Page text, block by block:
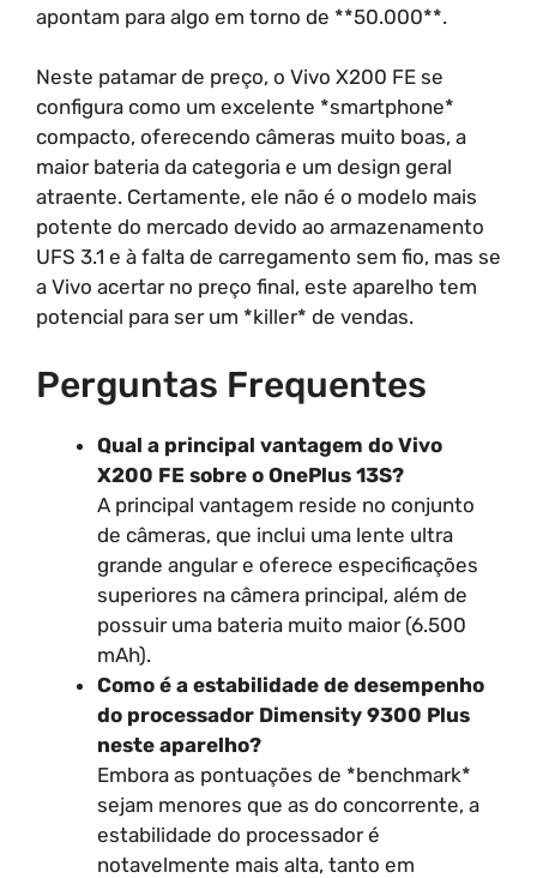
apontam para algo em torno de **50.000**.
Neste patamar de preço, o Vivo X200 FE se
configura como um excelente *smartphone*
compacto, oferecendo câmeras muito boas, a
maior bateria da categoria e um design geral
atraente. Certamente, ele não é o modelo mais
potente do mercado devido ao armazenamento
UFS 3.1 e à falta de carregamento sem fio, mas se
a Vivo acertar no preço final, este aparelho tem
potencial para ser um *killer* de vendas.
Perguntas Frequentes
Qual a principal vantagem do Vivo
X200 FE sobre o OnePlus 13S?
A principal vantagem reside no conjunto
de câmeras, que inclui uma lente ultra
grande angular e oferece especificações
superiores na câmera principal, além de
possuir uma bateria muito maior (6.500
mAh).
Como é a estabilidade de desempenho
do processador Dimensity 9300 Plus
neste aparelho?
Embora as pontuações de *benchmark*
sejam menores que as do concorrente, a
estabilidade do processador é
notavelmente mais alta, tanto em